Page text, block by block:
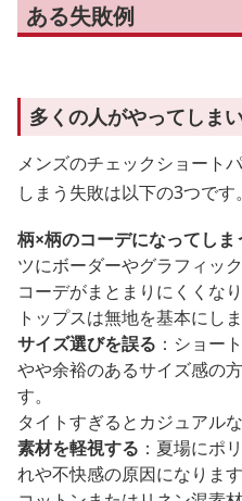
ある失敗例
多くの人がやってしま
メンズのチェックショート
しまう失敗は以下の3つです。
柄×柄のコーデになってしま
ツにボーダーやグラフィッ
コーデがまとまりにくくなり
トップスは無地を基本にし
サイズ選びを誤る ：ショー
やや余裕のあるサイズ感の
す。
タイトすぎるとカジュアル
素材を軽視する ：夏場にポ
れや不快感の原因になります